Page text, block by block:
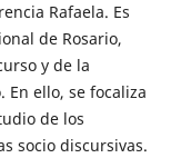
Rafaela. Es
de Rosario,
y de la
ello, se focaliza
de los
socio discursivas.